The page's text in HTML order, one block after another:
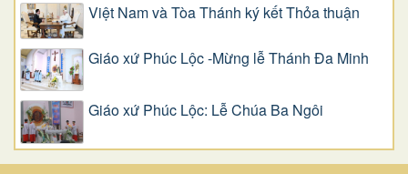
Việt Nam và Tòa Thánh ký kết Thỏa thuận
Giáo xứ Phúc Lộc -Mừng lễ Thánh Đa Minh
Giáo xứ Phúc Lộc: Lễ Chúa Ba Ngôi